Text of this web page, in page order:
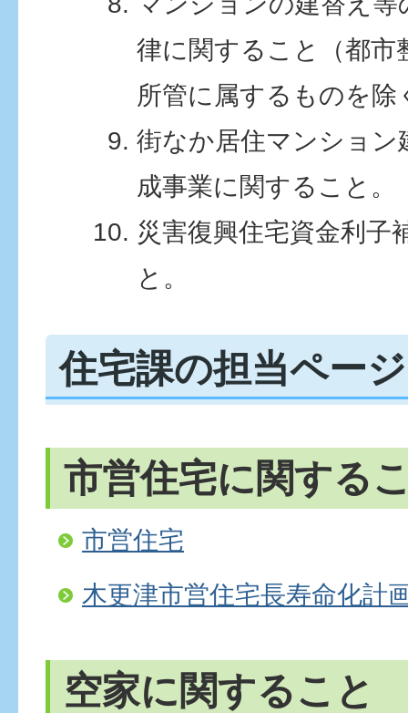
律に関すること（都市
所管に属するものを除
街なか居住マンション
成事業に関すること。
災害復興住宅資金利子
と。
住宅課の担当ページ
市営住宅に関する
市営住宅
木更津市営住宅長寿命化計
空家に関すること